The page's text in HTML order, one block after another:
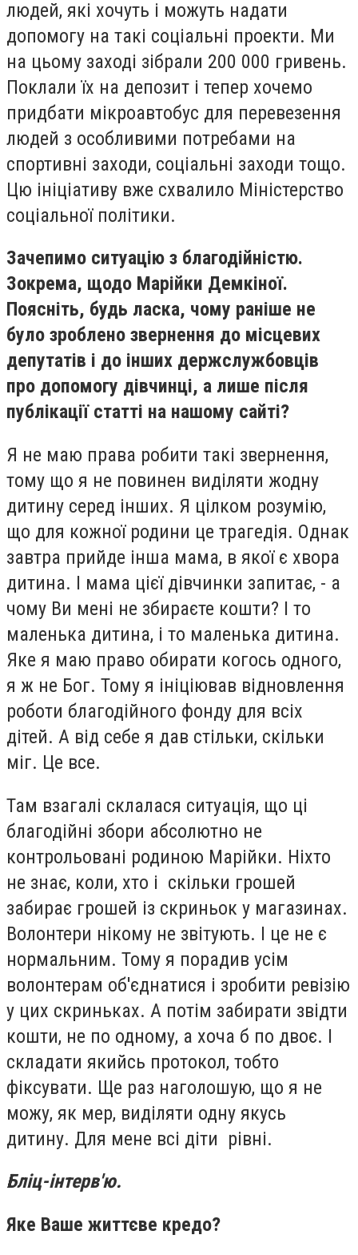
людей, які хочуть і можуть надати
допомогу на такі соціальні проекти. Ми
на цьому заході зібрали 200 000 гривень.
Поклали їх на депозит і тепер хочемо
придбати мікроавтобус для перевезення
людей з особливими потребами на
спортивні заходи, соціальні заходи тощо.
Цю ініціативу вже схвалило Міністерство
соціальної політики.
Зачепимо ситуацію з благодійністю.
Зокрема, щодо Марійки Демкіної.
Поясніть, будь ласка, чому раніше не
було зроблено звернення до місцевих
депутатів і до інших держслужбовців
про допомогу дівчинці, а лише після
публікації статті на нашому сайті?
Я не маю права робити такі звернення,
тому що я не повинен виділяти жодну
дитину серед інших. Я цілком розумію,
що для кожної родини це трагедія. Однак
завтра прийде інша мама, в якої є хвора
дитина. І мама цієї дівчинки запитає, - а
чому Ви мені не збираєте кошти? І то
маленька дитина, і то маленька дитина.
Яке я маю право обирати когось одного,
я ж не Бог. Тому я ініціював відновлення
роботи благодійного фонду для всіх
дітей. А від себе я дав стільки, скільки
міг. Це все.
Там взагалі склалася ситуація, що ці
благодійні збори абсолютно не
контрольовані родиною Марійки. Ніхто
не знає, коли, хто і скільки грошей
забирає грошей із скриньок у магазинах.
Волонтери нікому не звітують. І це не є
нормальним. Тому я порадив усім
волонтерам об'єднатися і зробити ревізію
у цих скриньках. А потім забирати звідти
кошти, не по одному, а хоча б по двоє. І
складати якийсь протокол, тобто
фіксувати. Ще раз наголошую, що я не
можу, як мер, виділяти одну якусь
дитину. Для мене всі діти рівні.
Бліц-інтерв'ю.
Яке Ваше життєве кредо?